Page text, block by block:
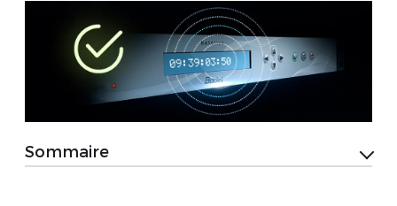
Sommaire